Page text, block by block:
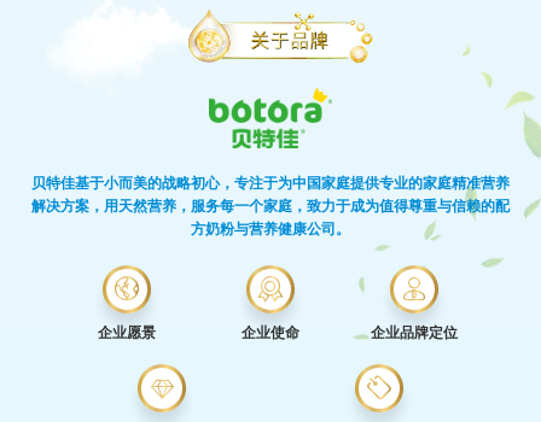
贝特佳基于小而美的战略初心，专注于为中国家庭提供专业的家庭精准营养
解决方案，用天然营养，服务每一个家庭，致力于成为值得尊重与信赖的配
方奶粉与营养健康公司。
企业愿景 企业使命 企业品牌定位